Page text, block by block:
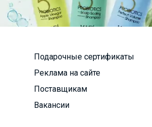
Подарочные сертификаты
Реклама на сайте
Поставщикам
Вакансии